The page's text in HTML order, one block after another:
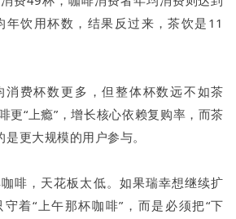
年饮用杯数，结果反过来，茶饮是11
消费杯数更多，但整体杯数远不如茶
更“上瘾”，增长核心依赖复购率，而茶
更大规模的用户参与。
啡，天花板太低。如果瑞幸想继续扩
着“上午那杯咖啡”，而是必须把“下